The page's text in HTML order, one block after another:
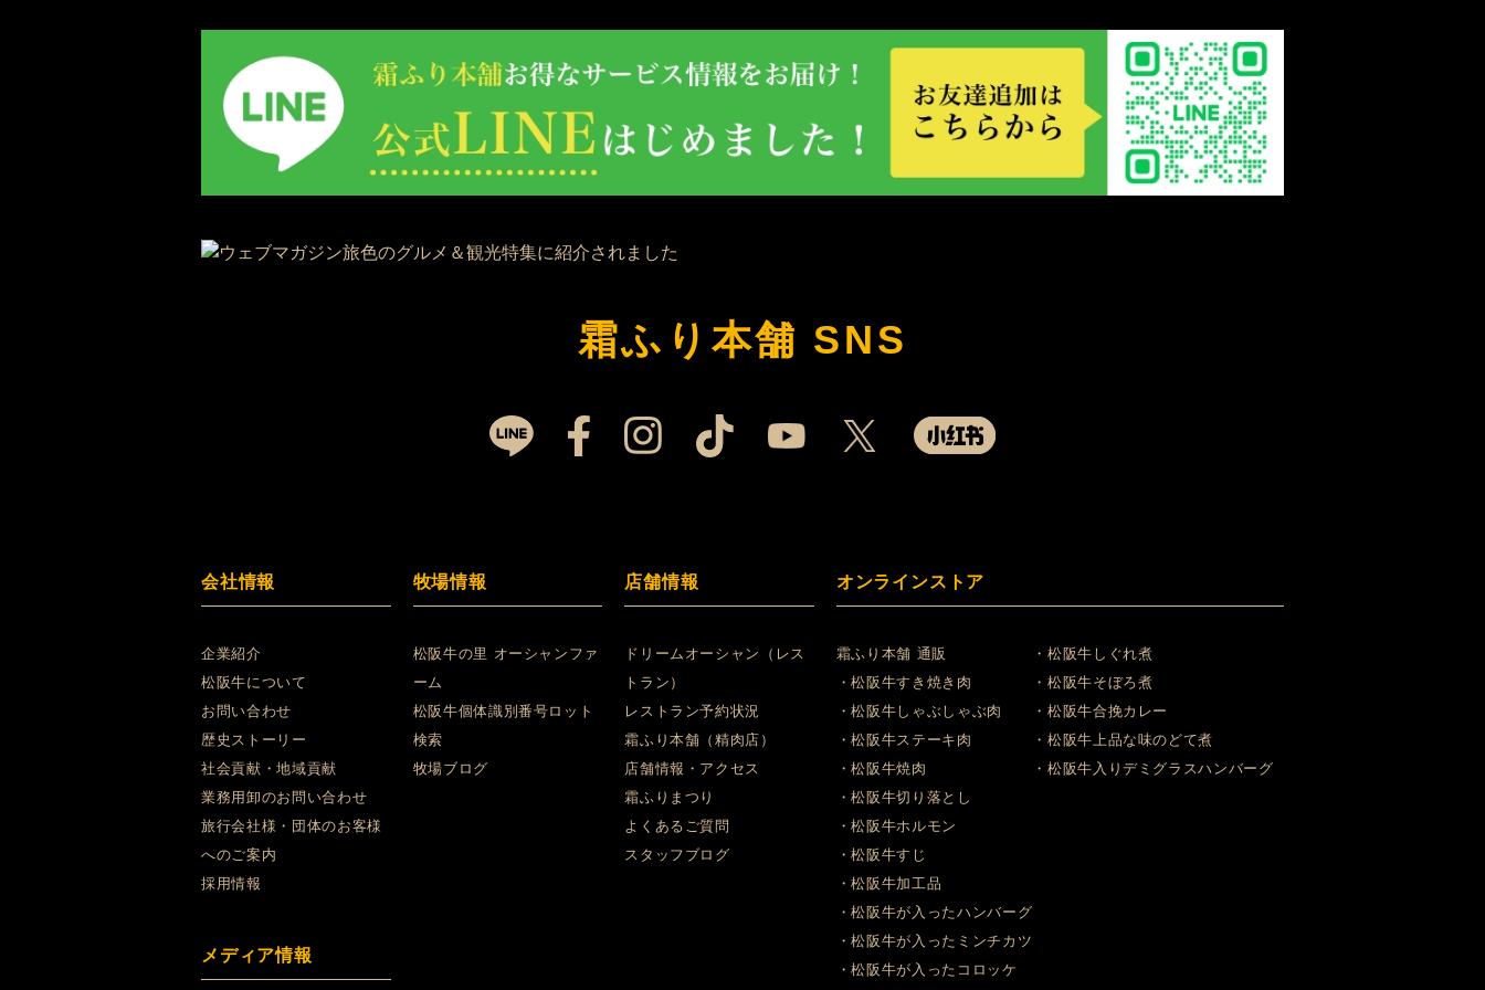
霜ふり本舗 SNS
会社情報
企業紹介
松阪牛について
お問い合わせ
歴史ストーリー
社会貢献・地域貢献
業務用卸のお問い合わせ
旅行会社様・団体のお客様
へのご案内
採用情報
メディア情報
牧場情報
松阪牛の里 オーシャンファ
ーム
松阪牛個体識別番号ロット
検索
牧場ブログ
店舗情報
ドリームオーシャン（レス
トラン）
レストラン予約状況
霜ふり本舗（精肉店）
店舗情報・アクセス
霜ふりまつり
よくあるご質問
スタッフブログ
オンラインストア
霜ふり本舗 通販
・松阪牛すき焼き肉
・松阪牛しゃぶしゃぶ肉
・松阪牛ステーキ肉
・松阪牛焼肉
・松阪牛切り落とし
・松阪牛ホルモン
・松阪牛すじ
・松阪牛加工品
・松阪牛が入ったハンバーグ
・松阪牛が入ったミンチカツ
・松阪牛が入ったコロッケ
・松阪牛しぐれ煮
・松阪牛そぼろ煮
・松阪牛合挽カレー
・松阪牛上品な味のどて煮
・松阪牛入りデミグラスハンバーグ